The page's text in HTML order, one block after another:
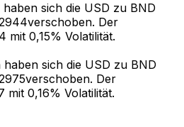
sich die USD zu BND
Der
mit 0,15% Volatilität.
sich die USD zu BND
Der
mit 0,16% Volatilität.